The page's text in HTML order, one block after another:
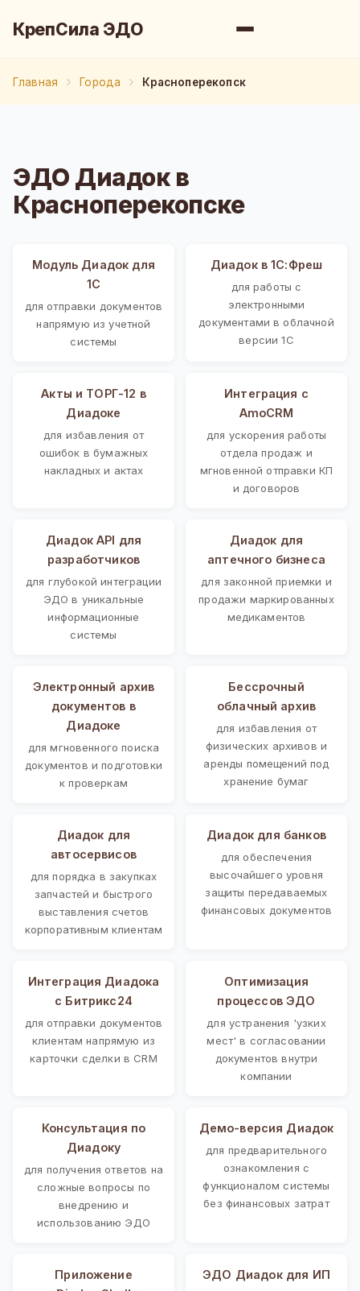
КрепСила ЭДО
Главная Города Красноперекопск
ЭДО Диадок в
Красноперекопске
Модуль Диадок для
1С
для отправки документов
напрямую из учетной
системы
Диадок в 1С:Фреш
для работы с
электронными
документами в облачной
версии 1С
Акты и ТОРГ-12 в
Диадоке
для избавления от
ошибок в бумажных
накладных и актах
Интеграция с
AmoCRM
для ускорения работы
отдела продаж и
мгновенной отправки КП
и договоров
Диадок API для
разработчиков
для глубокой интеграции
ЭДО в уникальные
информационные
системы
Диадок для
аптечного бизнеса
для законной приемки и
продажи маркированных
медикаментов
Электронный архив
документов в
Диадоке
для мгновенного поиска
документов и подготовки
к проверкам
Бессрочный
облачный архив
для избавления от
физических архивов и
аренды помещений под
хранение бумаг
Диадок для
автосервисов
для порядка в закупках
запчастей и быстрого
выставления счетов
корпоративным клиентам
Диадок для банков
для обеспечения
высочайшего уровня
защиты передаваемых
финансовых документов
Интеграция Диадока
с Битрикс24
для отправки документов
клиентам напрямую из
карточки сделки в CRM
Оптимизация
процессов ЭДО
для устранения 'узких
мест' в согласовании
документов внутри
компании
Консультация по
Диадоку
для получения ответов на
сложные вопросы по
внедрению и
использованию ЭДО
Демо-версия Диадок
для предварительного
ознакомления с
функционалом системы
без финансовых затрат
Приложение
ЭДО Диадок для ИП